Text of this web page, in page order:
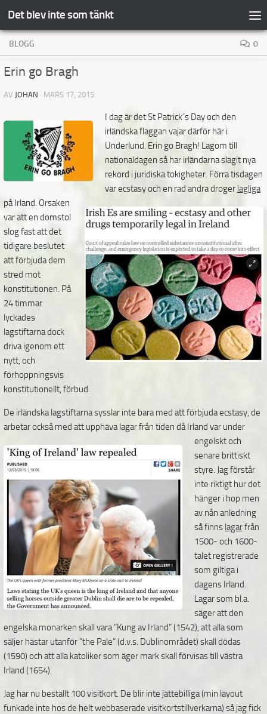
Hoppa till innehåll
Det blev inte som tänkt
BLOGG 0
Erin go Bragh
AV JOHAN · MARS 17, 2015
I dag är det St Patrick´s Day och den
irländska flaggan vajar därför här i
Underlund. Erin go Bragh! Lagom till
nationaldagen så har irländarna slagit nya
rekord i juridiska tokigheter. Förra tisdagen
var ecstasy och en rad andra droger lagliga
på Irland. Orsaken
var att en domstol
slog fast att det
tidigare beslutet
att förbjuda dem
stred mot
konstitutionen. På
24 timmar
lyckades
lagstiftarna dock
driva igenom ett
nytt, och
förhoppningsvis
konstitutionellt, förbud.
De irländska lagstiftarna sysslar inte bara med att förbjuda ecstasy, de
arbetar också med att upphäva lagar från tiden dåIrland var under
engelskt och
senare brittiskt
styre. Jag förstår
inte riktigt hur det
hänger i hop men
av nån anledning
så finns lagarfrån
1500- och 1600-
talet registrerade
som giltiga i
dagens Irland.
Lagar som bl.a.
säger att den
engelska monarken skall vara ”Kung av Irland” (1542), att alla som
säljer hästar utanför ”the Pale” (d.v.s. Dublinområdet) skall dödas
(1590) och att alla katoliker som äger mark skall förvisas till västra
Irland (1654).
Jag har nu beställt 100 visitkort. De blir inte jättebilliga (min layout
funkade inte hos de helt webbaserade visitkortstillverkarna) så jag fick